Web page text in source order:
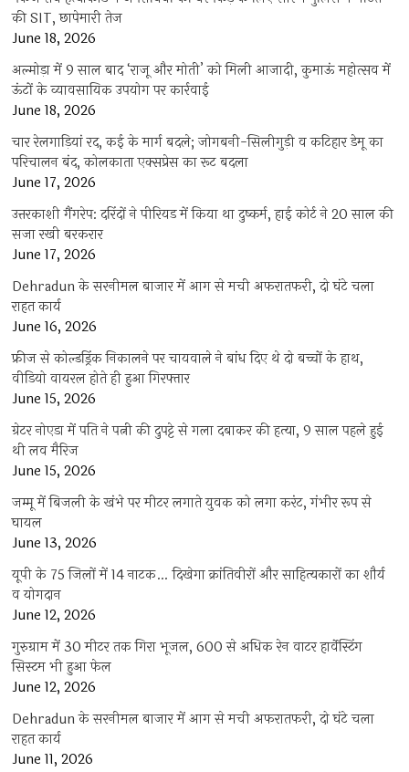
की SIT, छापेमारी तेज
June 18, 2026
अल्मोड़ा में 9 साल बाद ‘राजू और मोती’ को मिली आजादी, कुमाऊं महोत्सव में
ऊंटों के व्यावसायिक उपयोग पर कार्रवाई
June 18, 2026
चार रेलगाड़ियां रद, कई के मार्ग बदले; जोगबनी-सिलीगुड़ी व कटिहार डेमू का
परिचालन बंद, कोलकाता एक्सप्रेस का रूट बदला
June 17, 2026
उत्तरकाशी गैंगरेप: दरिंदों ने पीरियड में किया था दुष्कर्म, हाई कोर्ट ने 20 साल की
सजा रखी बरकरार
June 17, 2026
Dehradun के सरनीमल बाजार में आग से मची अफरातफरी, दो घंटे चला
राहत कार्य
June 16, 2026
फ्रीज से कोल्डड्रिंक निकालने पर चायवाले ने बांध दिए थे दो बच्चों के हाथ,
वीडियो वायरल होते ही हुआ गिरफ्तार
June 15, 2026
ग्रेटर नोएडा में पति ने पत्नी की दुपट्टे से गला दबाकर की हत्या, 9 साल पहले हुई
थी लव मैरिज
June 15, 2026
जम्मू में बिजली के खंभे पर मीटर लगाते युवक को लगा करंट, गंभीर रूप से
घायल
June 13, 2026
यूपी के 75 जिलों में 14 नाटक… दिखेगा क्रांतिवीरों और साहित्यकारों का शौर्य
व योगदान
June 12, 2026
गुरुग्राम में 30 मीटर तक गिरा भूजल, 600 से अधिक रेन वाटर हार्वेस्टिंग
सिस्टम भी हुआ फेल
June 12, 2026
Dehradun के सरनीमल बाजार में आग से मची अफरातफरी, दो घंटे चला
राहत कार्य
June 11, 2026